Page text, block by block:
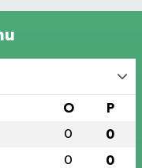
O P
0 0
0 0